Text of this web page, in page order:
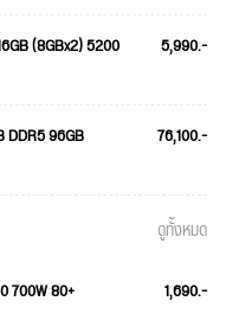
(8GBx2) 5200
5,990.-
DDR5 96GB
76,100.-
ดูทั้งหมด
700W 80+ 1,690.-